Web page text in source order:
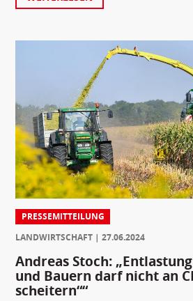
PRESSEMITTEILUNG
LANDWIRTSCHAFT
27.06.2024
Andreas Stoch:
und Bauern darf nicht an
scheitern““